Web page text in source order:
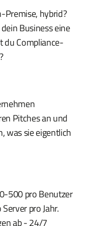
Premise, hybrid?
Business eine
du Compliance-
Pitches an und
was sie eigentlich
500 pro Benutzer
pro Jahr.
ab - 24/7